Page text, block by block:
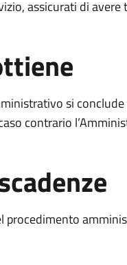
assicurati di
si
contrario
procedimento